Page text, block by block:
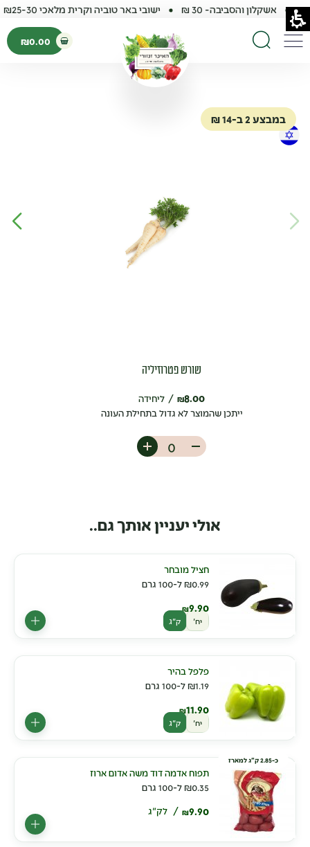
אשקלון והסביבה- 30 ₪ ישובי באר טוביה וקרית מלאכי ₪25-30
₪0.00
פתיחת עגלת
במבצע 2 ב-14 ₪
שורש פטרוזיליה
₪8.00
ליחידה
ייתכן שהמוצר לא גדול בתחילת העונה
אולי יעניין אותך גם..
יח' ק"ג
חציל מובחר
₪0.99 ל-100 גרם
₪9.90
יח' ק"ג
פלפל בהיר
₪1.19 ל-100 גרם
₪11.90
כ-2.85 ק"ג למארז
תפוח אדמה דוד משה אדום ארוז
₪0.35 ל-100 גרם
₪9.90 לק"ג